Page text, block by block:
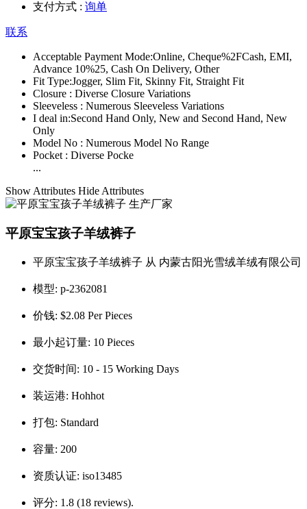
支付方式 : 询单
联系
Acceptable Payment Mode:Online, Cheque%2FCash, EMI,
Advance 10%25, Cash On Delivery, Other
Fit Type:Jogger, Slim Fit, Skinny Fit, Straight Fit
Closure : Diverse Closure Variations
Sleeveless : Numerous Sleeveless Variations
I deal in:Second Hand Only, New and Second Hand, New
Only
Model No : Numerous Model No Range
Pocket : Diverse Pocke
...
Show Attributes Hide Attributes
平原宝宝孩子羊绒裤子
平原宝宝孩子羊绒裤子 从 内蒙古阳光雪绒羊绒有限公司
模型: p-2362081
价钱: $2.08 Per Pieces
最小起订量: 10 Pieces
交货时间: 10 - 15 Working Days
装运港: Hohhot
打包: Standard
容量: 200
资质认证: iso13485
评分: 1.8 (18 reviews).